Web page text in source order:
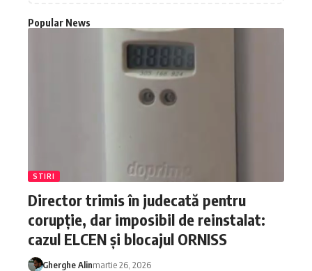
Popular News
STIRI
Director trimis în judecată pentru
corupție, dar imposibil de reinstalat:
cazul ELCEN și blocajul ORNISS
Gherghe Alinmartie 26, 2026